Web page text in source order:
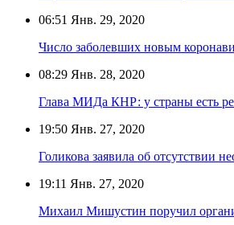
06:51 Янв. 29, 2020
Число заболевших новым
08:29 Янв. 28, 2020
Глава МИДа КНР: у страны есть
19:50 Янв. 27, 2020
Голикова заявила об отсутствии
19:11 Янв. 27, 2020
Михаил Мишустин поручил